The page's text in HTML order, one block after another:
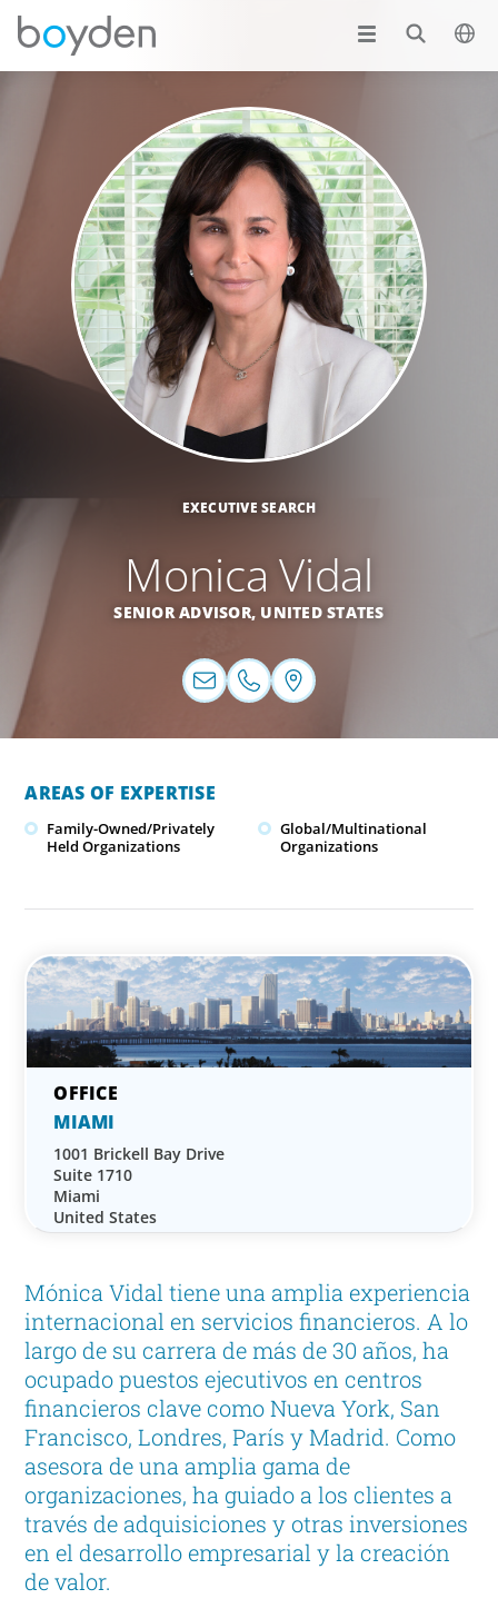
EXECUTIVE SEARCH
Monica Vidal
SENIOR ADVISOR, UNITED STATES
Mónica Vidal tiene una amplia experiencia
internacional en servicios financieros. A lo
largo de su carrera de más de 30 años, ha
ocupado puestos ejecutivos en centros
financieros clave como Nueva York, San
Francisco, Londres, París y Madrid. Como
asesora de una amplia gama de
organizaciones, ha guiado a los clientes a
través de adquisiciones y otras inversiones
en el desarrollo empresarial y la creación
de valor.
AREAS OF EXPERTISE
Family-Owned/Privately
Held Organizations
Global/Multinational
Organizations
MIAMI
1001 Brickell Bay Drive
Suite 1710
Miami
United States